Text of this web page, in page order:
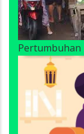
Pertumbuhan